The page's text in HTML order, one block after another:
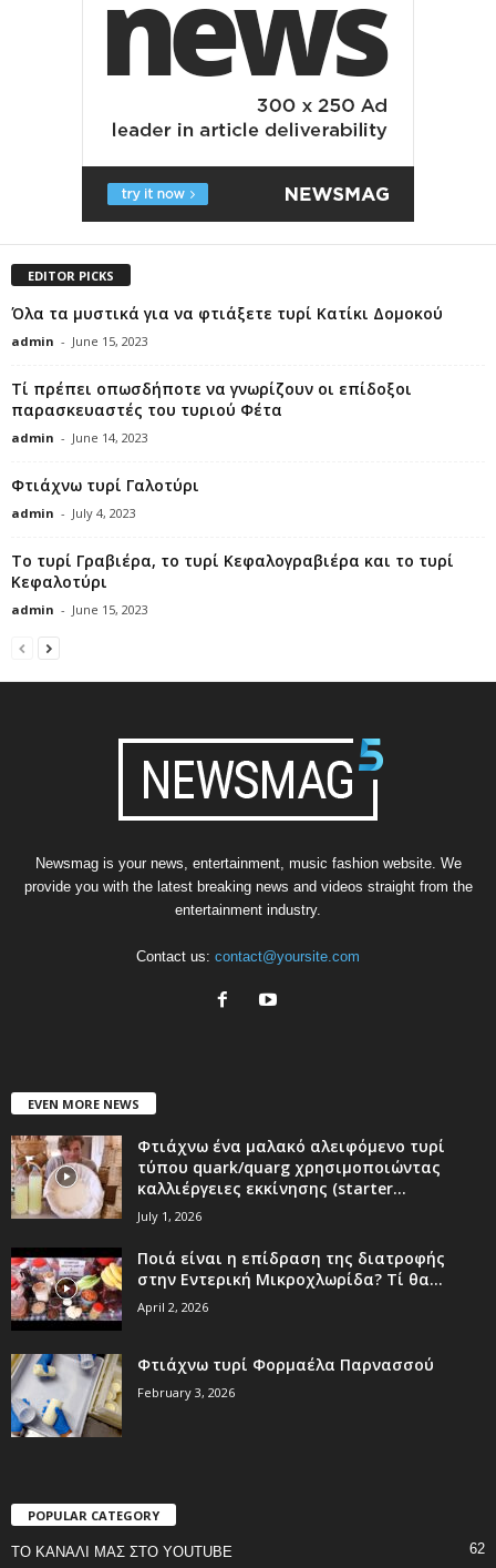
EDITOR PICKS
Όλα τα μυστικά για να φτιάξετε τυρί Κατίκι Δομοκού
admin - June 15, 2023
Τί πρέπει οπωσδήποτε να γνωρίζουν οι επίδοξοι
παρασκευαστές του τυριού Φέτα
admin - June 14, 2023
Φτιάχνω τυρί Γαλοτύρι
admin - July 4, 2023
Το τυρί Γραβιέρα, το τυρί Κεφαλογραβιέρα και το τυρί
Κεφαλοτύρι
admin - June 15, 2023
Newsmag is your news, entertainment, music fashion website. We
provide you with the latest breaking news and videos straight from the
entertainment industry.
Contact us: contact@yoursite.com
EVEN MORE NEWS
Φτιάχνω ένα μαλακό αλειφόμενο τυρί
τύπου quark/quarg χρησιμοποιώντας
καλλιέργειες εκκίνησης (starter...
July 1, 2026
Ποιά είναι η επίδραση της διατροφής
στην Εντερική Μικροχλωρίδα? Τί θα...
April 2, 2026
Φτιάχνω τυρί Φορμαέλα Παρνασσού
February 3, 2026
POPULAR CATEGORY
ΤΟ ΚΑΝΑΛΙ ΜΑΣ ΣΤΟ YOUTUBE 62